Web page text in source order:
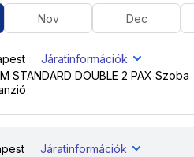
Nov Dec
Járatinformációk
STANDARD DOUBLE 2 PAX Szoba
Járatinformációk